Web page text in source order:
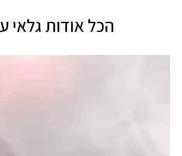
הכל אודות גלאי